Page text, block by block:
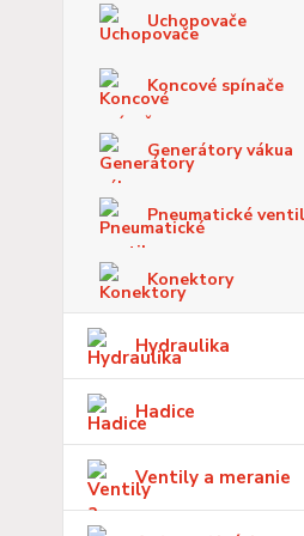
Uchopovače
Koncové spínače
Generátory vákua
Pneumatické
Konektory
Hydraulika
Hadice
Ventily a meranie